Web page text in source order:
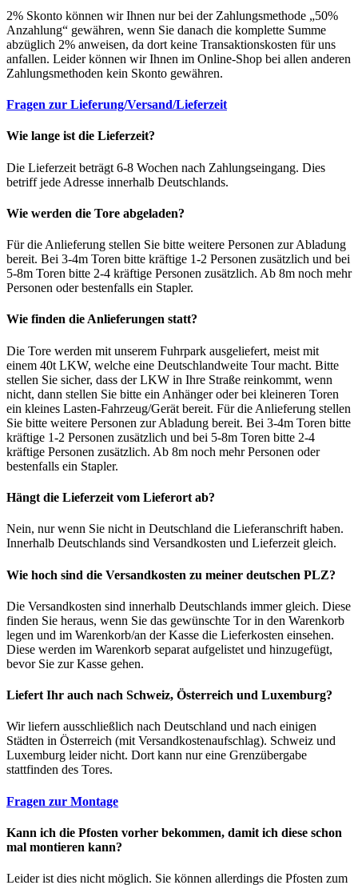
2% Skonto können wir Ihnen nur bei der Zahlungsmethode „50%
Anzahlung“ gewähren, wenn Sie danach die komplette Summe
abzüglich 2% anweisen, da dort keine Transaktionskosten für uns
anfallen. Leider können wir Ihnen im Online-Shop bei allen anderen
Zahlungsmethoden kein Skonto gewähren.
Fragen zur Lieferung/Versand/Lieferzeit
Wie lange ist die Lieferzeit?
Die Lieferzeit beträgt 6-8 Wochen nach Zahlungseingang. Dies
betriff jede Adresse innerhalb Deutschlands.
Wie werden die Tore abgeladen?
Für die Anlieferung stellen Sie bitte weitere Personen zur Abladung
bereit. Bei 3-4m Toren bitte kräftige 1-2 Personen zusätzlich und bei
5-8m Toren bitte 2-4 kräftige Personen zusätzlich. Ab 8m noch mehr
Personen oder bestenfalls ein Stapler.
Wie finden die Anlieferungen statt?
Die Tore werden mit unserem Fuhrpark ausgeliefert, meist mit
einem 40t LKW, welche eine Deutschlandweite Tour macht. Bitte
stellen Sie sicher, dass der LKW in Ihre Straße reinkommt, wenn
nicht, dann stellen Sie bitte ein Anhänger oder bei kleineren Toren
ein kleines Lasten-Fahrzeug/Gerät bereit. Für die Anlieferung stellen
Sie bitte weitere Personen zur Abladung bereit. Bei 3-4m Toren bitte
kräftige 1-2 Personen zusätzlich und bei 5-8m Toren bitte 2-4
kräftige Personen zusätzlich. Ab 8m noch mehr Personen oder
bestenfalls ein Stapler.
Hängt die Lieferzeit vom Lieferort ab?
Nein, nur wenn Sie nicht in Deutschland die Lieferanschrift haben.
Innerhalb Deutschlands sind Versandkosten und Lieferzeit gleich.
Wie hoch sind die Versandkosten zu meiner deutschen PLZ?
Die Versandkosten sind innerhalb Deutschlands immer gleich. Diese
finden Sie heraus, wenn Sie das gewünschte Tor in den Warenkorb
legen und im Warenkorb/an der Kasse die Lieferkosten einsehen.
Diese werden im Warenkorb separat aufgelistet und hinzugefügt,
bevor Sie zur Kasse gehen.
Liefert Ihr auch nach Schweiz, Österreich und Luxemburg?
Wir liefern ausschließlich nach Deutschland und nach einigen
Städten in Österreich (mit Versandkostenaufschlag). Schweiz und
Luxemburg leider nicht. Dort kann nur eine Grenzübergabe
stattfinden des Tores.
Fragen zur Montage
Kann ich die Pfosten vorher bekommen, damit ich diese schon
mal montieren kann?
Leider ist dies nicht möglich. Sie können allerdings die Pfosten zum